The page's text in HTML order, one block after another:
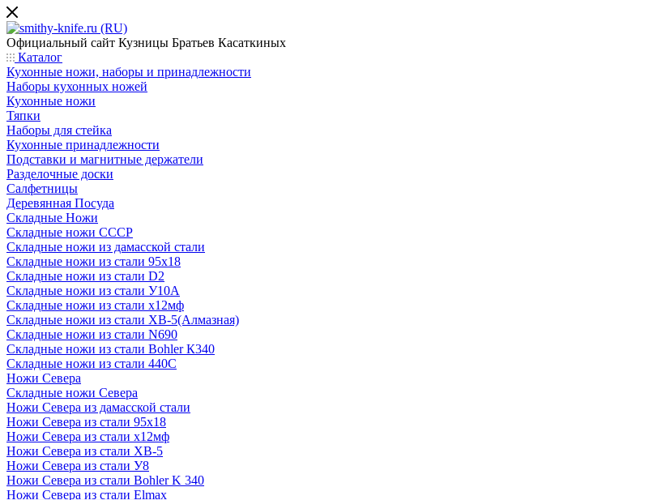
Официальный сайт Кузницы Братьев Касаткиных
Каталог
Кухонные ножи, наборы и принадлежности
Наборы кухонных ножей
Кухонные ножи
Тяпки
Наборы для стейка
Кухонные принадлежности
Подставки и магнитные держатели
Разделочные доски
Салфетницы
Деревянная Посуда
Складные Ножи
Cкладные ножи СССР
Складные ножи из дамасской стали
Складные ножи из стали 95х18
Складные ножи из стали D2
Складные ножи из стали У10А
Складные ножи из стали х12мф
Складные ножи из стали ХВ-5(Алмазная)
Складные ножи из стали N690
Складные ножи из стали Bohler К340
Складные ножи из стали 440С
Ножи Севера
Складные ножи Севера
Ножи Севера из дамасской стали
Ножи Севера из стали 95х18
Ножи Севера из стали х12мф
Ножи Севера из стали ХВ-5
Ножи Севера из стали У8
Ножи Севера из стали Bohler K 340
Ножи Севера из стали Elmax